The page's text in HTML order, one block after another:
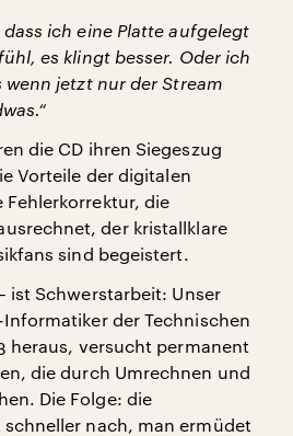
dass ich eine Platte aufgelegt
es klingt besser. Oder ich
wenn jetzt nur der Stream
die CD ihren Siegeszug
Vorteile der digitalen
Fehlerkorrektur, die
der kristallklare
sind begeistert.
ist Schwerstarbeit: Unser
der Technischen
heraus, versucht permanent
die durch Umrechnen und
Die Folge: die
nach, man ermüdet